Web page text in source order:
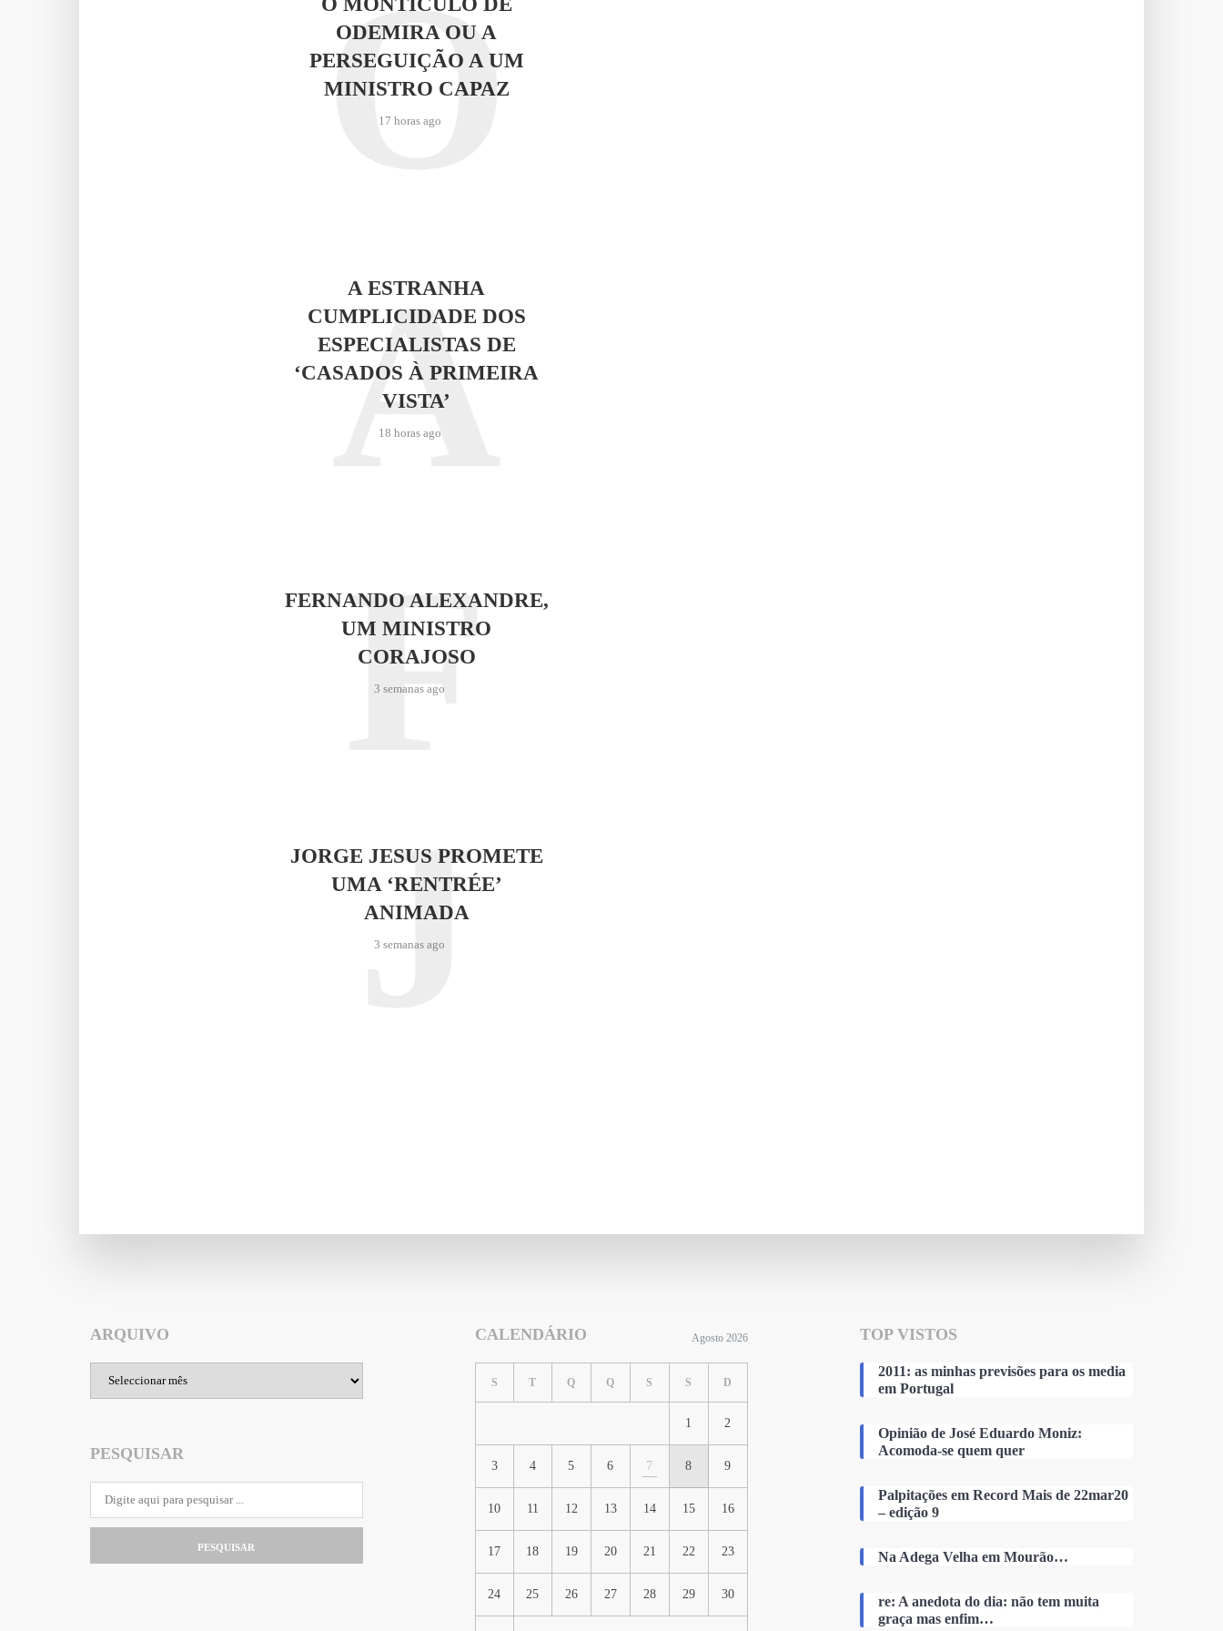
ODEMIRA OU A
PERSEGUIÇÃO A UM
MINISTRO CAPAZ
17 horas ago
O
A ESTRANHA
CUMPLICIDADE DOS
ESPECIALISTAS DE
‘CASADOS À PRIMEIRA
VISTA’
18 horas ago
A
FERNANDO ALEXANDRE,
UM MINISTRO
CORAJOSO
3 semanas ago
F
JORGE JESUS PROMETE
UMA ‘RENTRÉE’
ANIMADA
3 semanas ago
J
ARQUIVO
Arquivo
PESQUISAR
PESQUISAR
CALENDÁRIO Agosto 2026
S T Q Q S S D
1 2
3 4 5 6 7 8 9
10 11 12 13 14 15 16
17 18 19 20 21 22 23
24 25 26 27 28 29 30
TOP VISTOS
2011: as minhas previsões para os media
em Portugal
Opinião de José Eduardo Moniz:
Acomoda-se quem quer
Palpitações em Record Mais de 22mar20
– edição 9
Na Adega Velha em Mourão…
re: A anedota do dia: não tem muita
graça mas enfim…